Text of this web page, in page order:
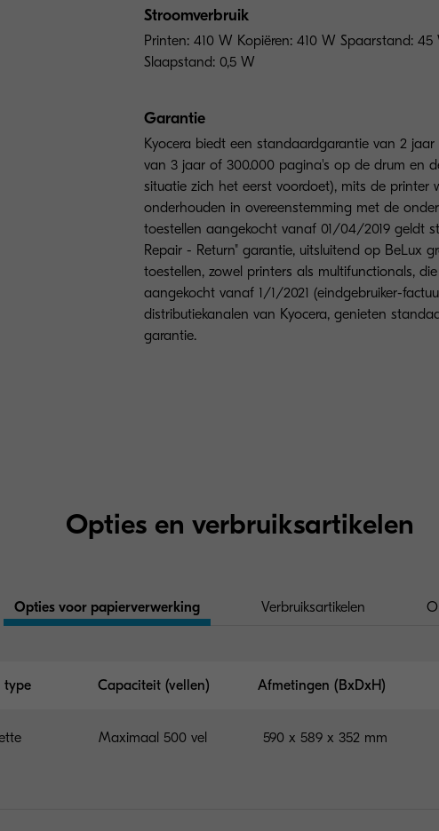
Stroomverbruik
Printen: 410 W Kopiëren: 410 W Spaarstand:
Slaapstand: 0,5 W
Garantie
Kyocera biedt een standaardgarantie van 2
van 3 jaar of 300.000 pagina's op de drum en
situatie zich het eerst voordoet), mits de printer
onderhouden in overeenstemming met de
toestellen aangekocht vanaf 01/04/2019 geldt
Repair - Return" garantie, uitsluitend op BeLux
toestellen, zowel printers als multifunctionals,
aangekocht vanaf 1/1/2021 (eindgebruiker-
distributiekanalen van Kyocera, genieten
garantie.
Opties en verbruiksartikelen
Opties voor papierverwerking Verbruiksartikelen
type Capaciteit (vellen) Afmetingen (BxDxH)
Maximaal 500 vel 590 x 589 x 352 mm